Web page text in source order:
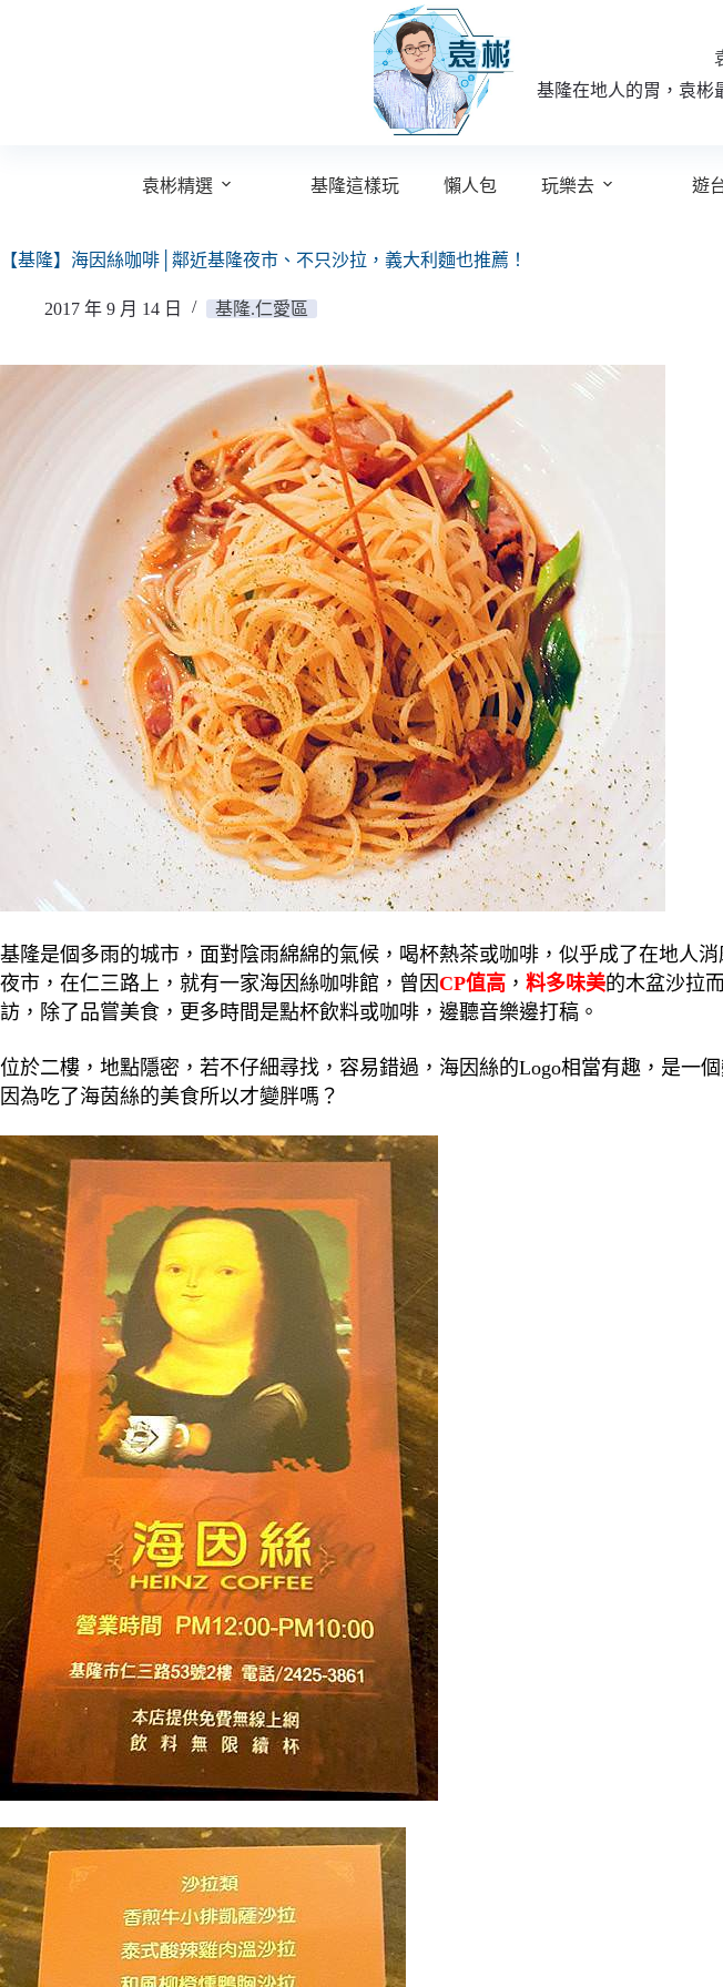
基隆在地人的胃，袁彬
袁彬精選 基隆這樣玩 懶人包 玩樂去 遊
【基隆】海因絲咖啡│鄰近基隆夜市、不只沙拉，義大利麵也推薦！
2017 年 9 月 14 日 基隆.仁愛區
基隆是個多雨的城市，面對陰雨綿綿的氣候，喝杯熱茶或咖啡，似乎成了在地人
夜市，在仁三路上，就有一家海因絲咖啡館，曾因CP值高 ， 料多味美的木盆沙拉
訪，除了品嘗美食，更多時間是點杯飲料或咖啡，邊聽音樂邊打稿。
位於二樓，地點隱密，若不仔細尋找，容易錯過，海因絲的Logo相當有趣，是一
因為吃了海茵絲的美食所以才變胖嗎？